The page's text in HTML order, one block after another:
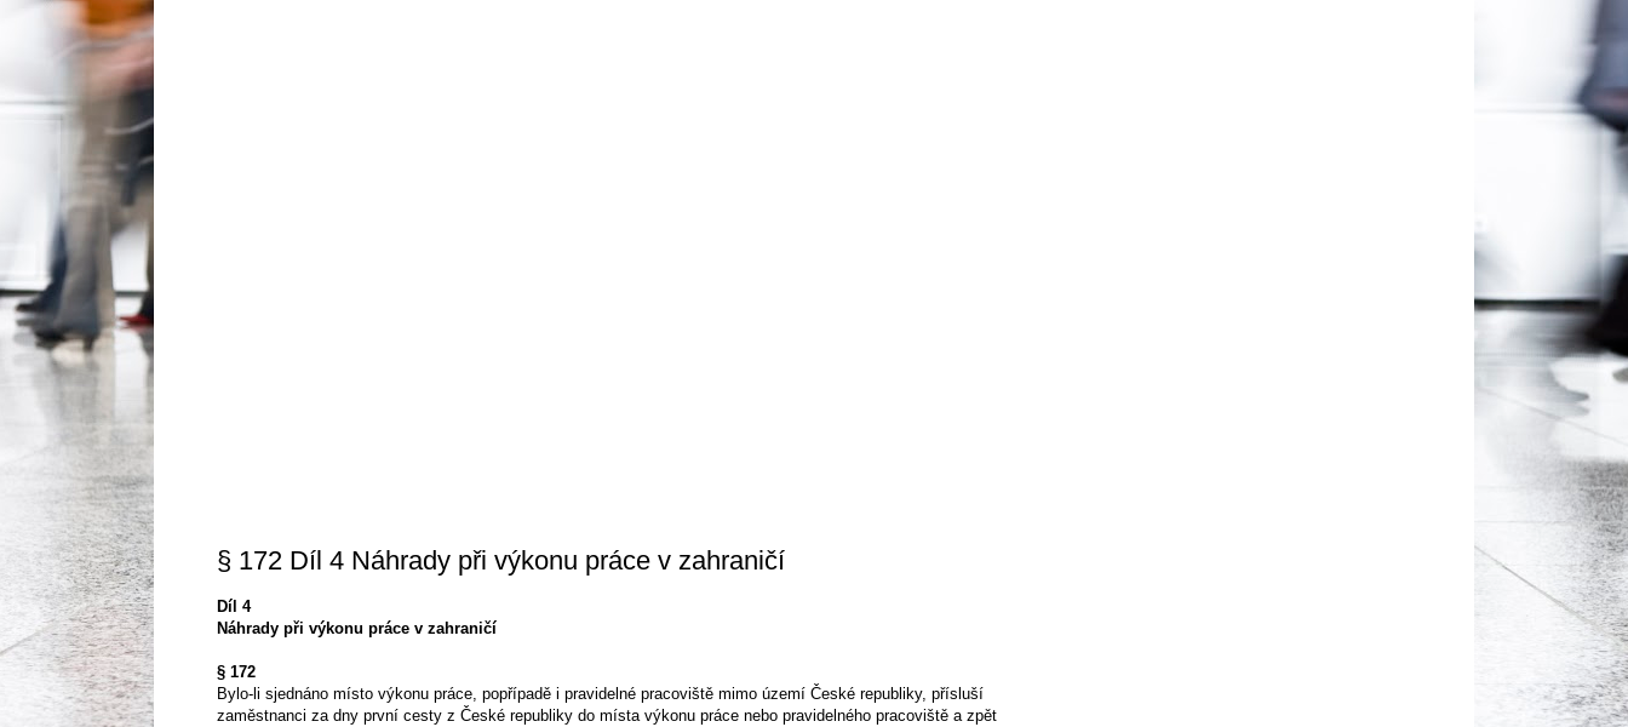
§ 172 Díl 4 Náhrady při výkonu práce v zahraničí
Díl 4
Náhrady při výkonu práce v zahraničí
§ 172
Bylo-li sjednáno místo výkonu práce, popřípadě i pravidelné pracoviště mimo území České republiky, přísluší
zaměstnanci za dny první cesty z České republiky do místa výkonu práce nebo pravidelného pracoviště a zpět